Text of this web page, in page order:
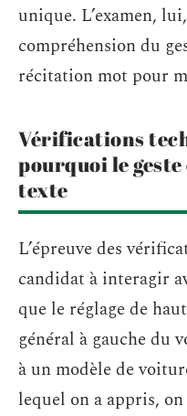
unique. L’examen,
compréhension du
récitation mot pour
Vérifications
pourquoi le
texte
L’épreuve des
candidat à interagir
que le réglage de
général à gauche du
à un modèle de
lequel on a appris,